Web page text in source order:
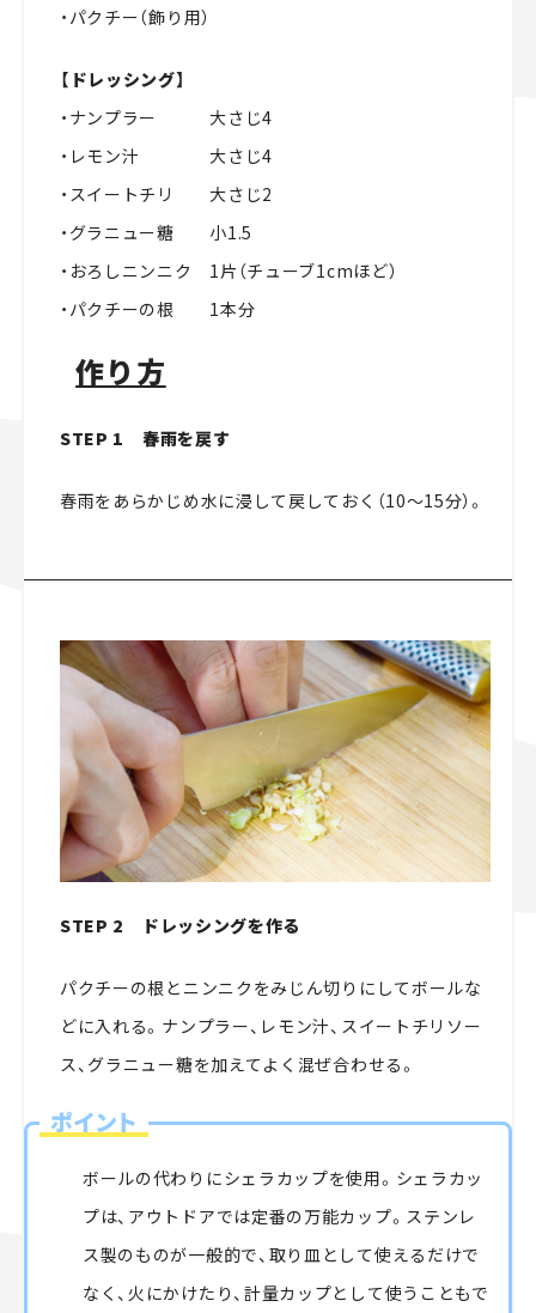
・パクチー（飾り用）
【ドレッシング】
・ナンプラー 大さじ4
・レモン汁 大さじ4
・スイートチリ 大さじ2
・グラニュー糖 小1.5
・おろしニンニク 1片（チューブ1cmほど）
・パクチーの根 1本分
作り方
STEP 1 春雨を戻す
春雨をあらかじめ水に浸して戻しておく（10～15分）。
STEP 2 ドレッシングを作る
パクチーの根とニンニクをみじん切りにしてボールな
どに入れる。ナンプラー、レモン汁、スイートチリソー
ス、グラニュー糖を加えてよく混ぜ合わせる。
ポイント
ボールの代わりにシェラカップを使用。シェラカッ
プは、アウトドアでは定番の万能カップ。ステンレ
ス製のものが一般的で、取り皿として使えるだけで
なく、火にかけたり、計量カップとして使うこともで